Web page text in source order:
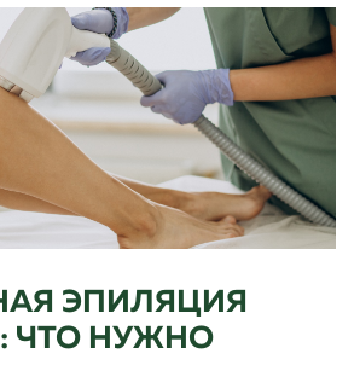
ЭПИЛЯЦИЯ
ЧТО НУЖНО